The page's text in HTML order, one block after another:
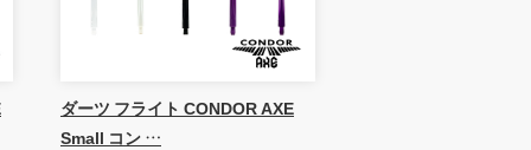
ダーツ フライト CONDOR AXE
Small コン …